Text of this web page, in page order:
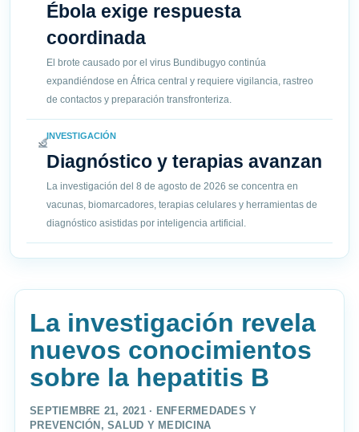
Ébola exige respuesta
coordinada
El brote causado por el virus Bundibugyo continúa
expandiéndose en África central y requiere vigilancia, rastreo
de contactos y preparación transfronteriza.
INVESTIGACIÓN
Diagnóstico y terapias avanzan
La investigación del 8 de agosto de 2026 se concentra en
vacunas, biomarcadores, terapias celulares y herramientas de
diagnóstico asistidas por inteligencia artificial.
La investigación revela
nuevos conocimientos
sobre la hepatitis B
SEPTIEMBRE 21, 2021 · ENFERMEDADES Y
PREVENCIÓN ,SALUD Y MEDICINA